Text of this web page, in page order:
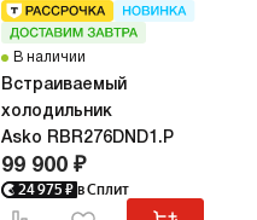
В наличии
Встраиваемый
холодильник
Asko RBR276DND1.P
99 900 ₽
24 975 ₽ в Сплит